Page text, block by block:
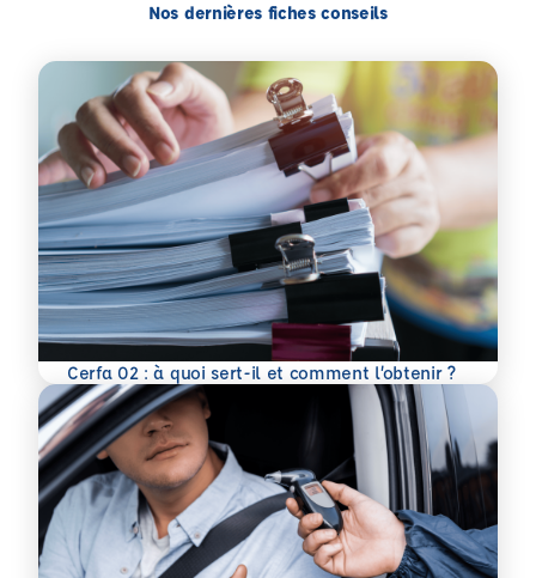
Nos dernières fiches conseils
Cerfa 02 : à quoi sert-il et comment l’obtenir ?
En savoir plus